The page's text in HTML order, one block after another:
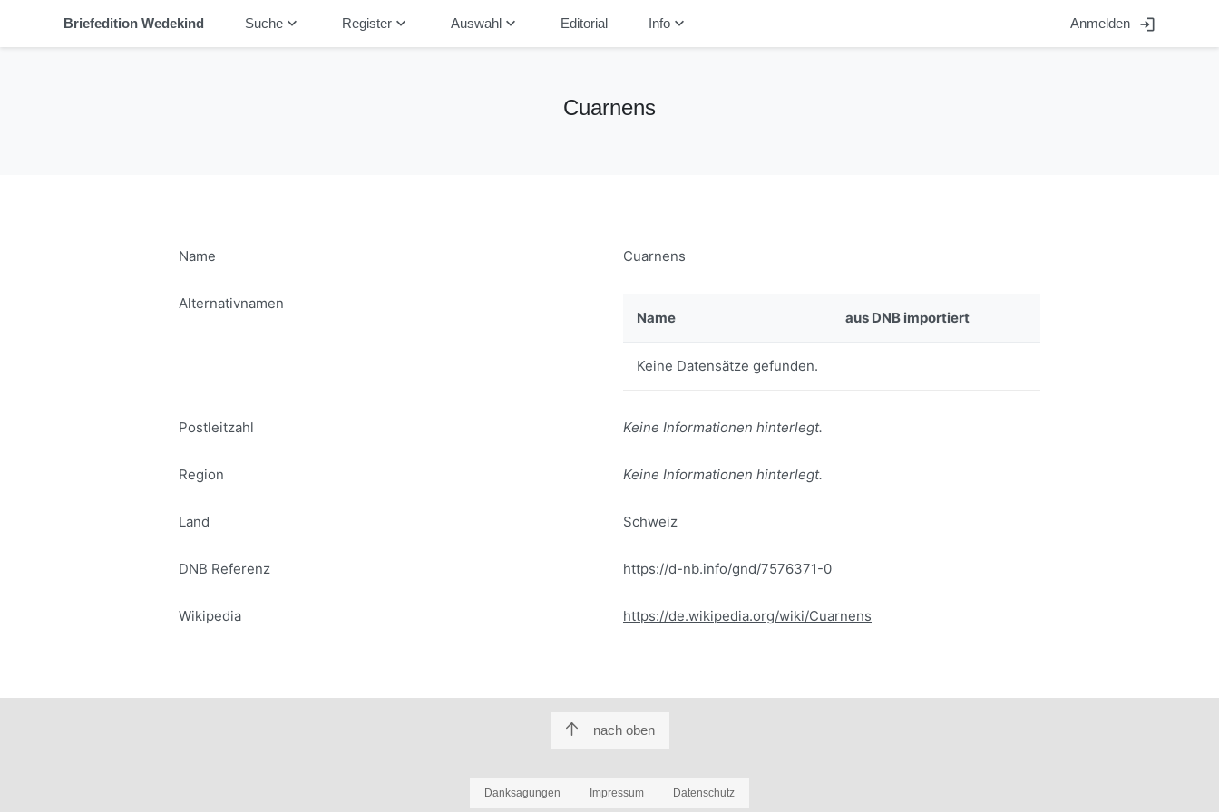
Briefedition Wedekind Suchekeyboard_arrow_down Registerkeyboard_arrow_down Auswahlkeyboard_arrow_down Editorial Infokeyboard_arrow_down Anmelden login
Cuarnens
Name Cuarnens
Alternativnamen
Name
aus DNB importiert
Keine Datensätze gefunden.
Postleitzahl Keine Informationen hinterlegt.
Region Keine Informationen hinterlegt.
Land Schweiz
DNB Referenz https://d-nb.info/gnd/7576371-0
Wikipedia https://de.wikipedia.org/wiki/Cuarnens
nach oben
Danksagungen Impressum Datenschutz